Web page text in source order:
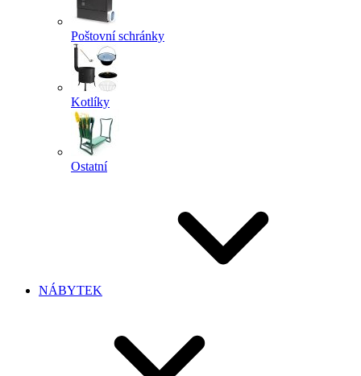
Poštovní schránky
Kotlíky
Ostatní
NÁBYTEK